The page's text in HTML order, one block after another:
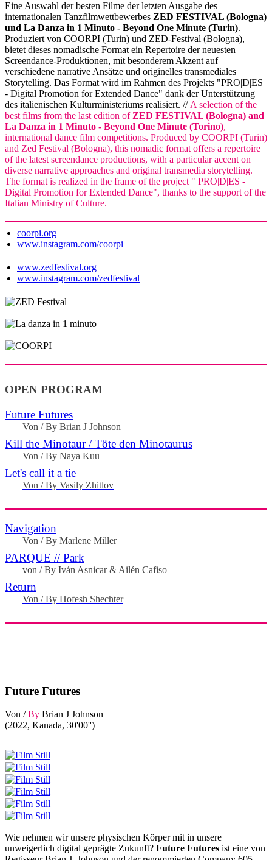
Eine Auswahl der besten Filme der letzten Ausgabe des
internationalen Tanzfilmwettbewerbes ZED FESTIVAL (Bologna)
und La Danza in 1 Minuto - Beyond One Minute (Turin).
Produziert von COORPI (Turin) und ZED-Festival (Bologna),
bietet dieses nomadische Format ein Repertoire der neuesten
Screendance-Produktionen, mit besonderem Akzent auf
verschiedene narrative Ansätze und originelles transmediales
Storytelling. Das Format wird im Rahmen des Projekts "PRO|D|ES
- Digital Promotion for Extended Dance" dank der Unterstützung
des italienischen Kulturministeriums realisiert. // A selection of the
best films from the last edition of ZED FESTIVAL (Bologna) and
La Danza in 1 Minuto - Beyond One Minute (Torino),
international dance film competitions. Produced by COORPI (Turin)
and Zed Festival (Bologna), this nomadic format offers a repertoire
of the latest screendance productions, with a particular accent on
diverse narrative approaches and original transmedia storytelling.
The format is realized in the frame of the project " PRO|D|ES -
Digital Promotion for Extended Dance", thanks to the support of the
Italian Ministry of Culture.
coorpi.org
www.instagram.com/coorpi
www.zedfestival.org
www.instagram.com/zedfestival
OPEN PROGRAM
Future Futures
Von / By Brian J Johnson
Kill the Minotaur / Töte den Minotaurus
Von / By Naya Kuu
Let's call it a tie
Von / By Vasily Zhitlov
Navigation
Von / By Marlene Miller
PARQUE // Park
von / By Iván Asnicar & Ailén Cafiso
Return
Von / By Hofesh Shechter
Future Futures
Von /By Brian J Johnson
(2022, Kanada, 30'00'')
Wie nehmen wir unsere physischen Körper mit in unsere
unweigerlich digital geprägte Zukunft? Future Futures ist eine von